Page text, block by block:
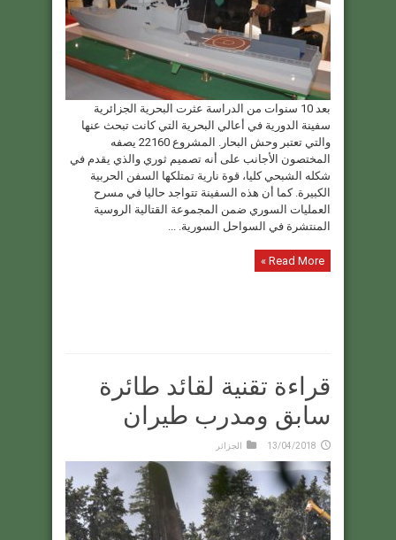
بعد 10 سنوات من الدراسة عثرت البحرية الجزائرية
سفينة الدورية في أعالي البحرية التي كانت تبحث عنها
والتي تعتبر وحش البحار. المشروع 22160 يصفه
المختصون الأجانب على أنه تصميم ثوري والذي يقدم في
شكله الشبحي كليا، قوة نارية تمتلكها السفن الحربية
الكبيرة. كما أن هذه السفينة تتواجد حاليا في مسرح
العمليات السوري ضمن المجموعة القتالية الروسية
المنتشرة في السواحل السورية. ...
Read More »
قراءة تقنية لقائد طائرة
سابق ومدرب طيران
13/04/2018 الجزائر